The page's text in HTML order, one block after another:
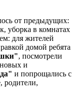
от предыдущих:
уборка в комнатах
для жителей
домой ребята
, посмотрели
и
и попрощались с
родители,